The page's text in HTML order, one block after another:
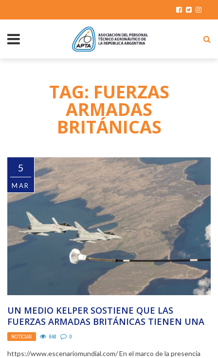
TAG: FUERZAS
ARMADAS
BRITÁNICAS
5
MAR
UN MEDIO KELPER SOSTIENE QUE LAS
FUERZAS ARMADAS BRITÁNICAS TIENEN UNA
“INCOMPARABLE LIBERTAD” PARA ENTRENAR
...
NOTICIAS 648 0
https://www.escenariomundial.com/ En el marco de la presencia